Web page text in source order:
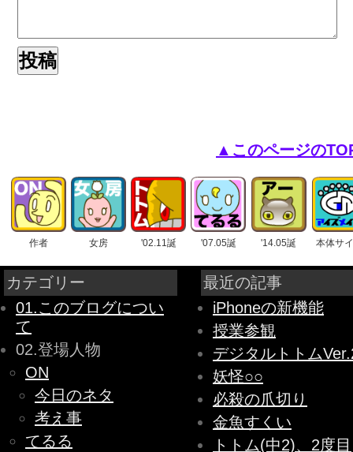
▲このページの
作者 女房 '02.11誕 '07.05誕 '14.05誕 本体サ
カテゴリー
01.このブログについ
て
02.登場人物
ON
今日のネタ
考え事
てるる
最近の記事
iPhoneの新機能
授業参観
デジタルトトム
妖怪○○
必殺の爪切り
金魚すくい
トトム(中2)、2度目